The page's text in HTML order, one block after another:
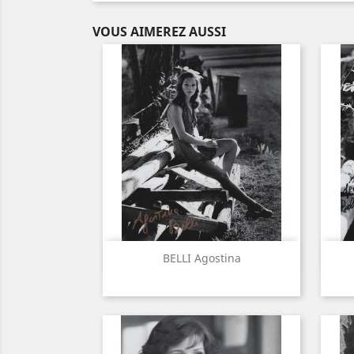
VOUS AIMEREZ AUSSI
BELLI Agostina
Aperçu rapide